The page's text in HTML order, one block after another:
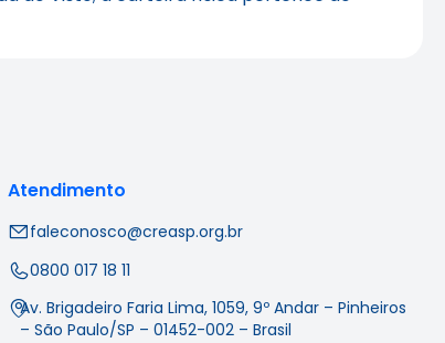
Atendimento
faleconosco@creasp.org.br
0800 017 18 11
Av. Brigadeiro Faria Lima, 1059, 9º Andar – Pinheiros
– São Paulo/SP – 01452-002 – Brasil